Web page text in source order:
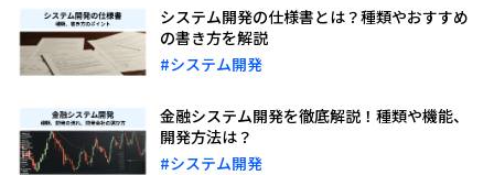
システム開発の仕様書とは？種類やおすすめ
の書き方を解説
#システム開発
金融システム開発を徹底解説！種類や機能、
開発方法は？
#システム開発